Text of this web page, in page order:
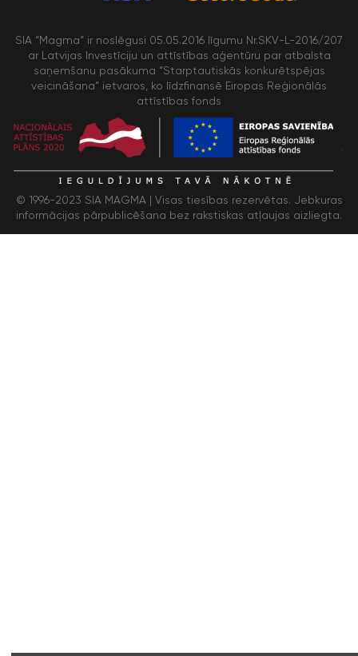
SIA “Magma” ir noslēgusi 05.05.2016 līgumu Nr.SKV-L-2016/207
ar Latvijas Investīciju un attīstības aģentūru par atbalsta
saņemšanu pasākuma “Starptautiskās konkurētspējas
veicināšana” ietvaros, ko līdzfinansē Eiropas Reģionālās
attīstības fonds
© 1996-2023 SIA MAGMA | Visas tiesības rezervētas. Jebkuras
informācijas pārpublicēšana bez rakstiskas atļaujas aizliegta.